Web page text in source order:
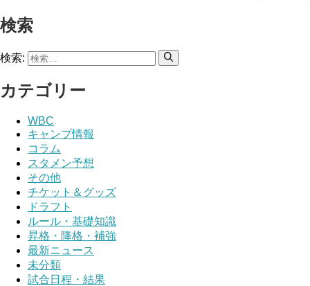
検索
検索:
カテゴリー
WBC
キャンプ情報
コラム
スタメン予想
その他
チケット＆グッズ
ドラフト
ルール・基礎知識
昇格・降格・補強
最新ニュース
未分類
試合日程・結果